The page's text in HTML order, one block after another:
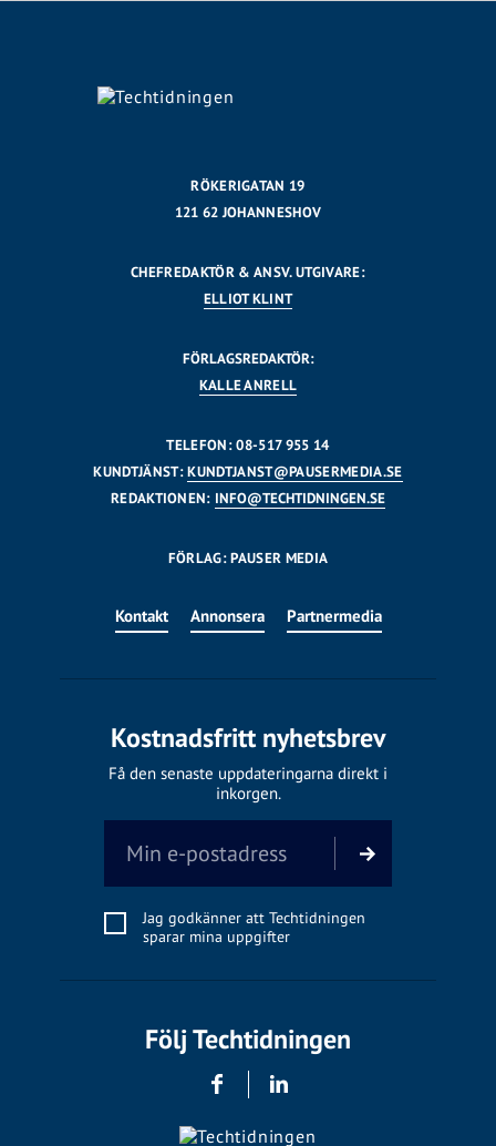
RÖKERIGATAN 19
121 62 JOHANNESHOV
CHEFREDAKTÖR & ANSV. UTGIVARE:
ELLIOT KLINT
FÖRLAGSREDAKTÖR:
KALLE ANRELL
TELEFON: 08-517 955 14
KUNDTJÄNST:KUNDTJANST@PAUSERMEDIA.SE
REDAKTIONEN: INFO@TECHTIDNINGEN.SE
FÖRLAG: PAUSER MEDIA
Kontakt Annonsera Partnermedia
Kostnadsfritt nyhetsbrev
Få den senaste uppdateringarna direkt i
inkorgen.
Jag godkänner att Techtidningen
sparar mina uppgifter
Följ Techtidningen